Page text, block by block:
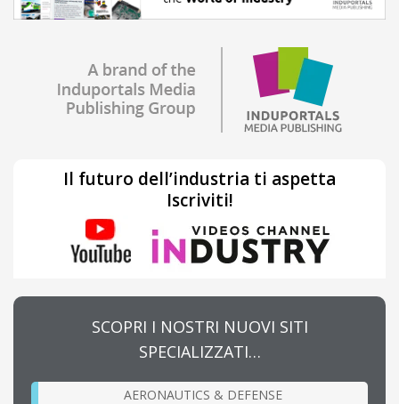
Il futuro dell’industria ti aspetta
Iscriviti!
SCOPRI I NOSTRI NUOVI SITI
SPECIALIZZATI…
AERONAUTICS & DEFENSE